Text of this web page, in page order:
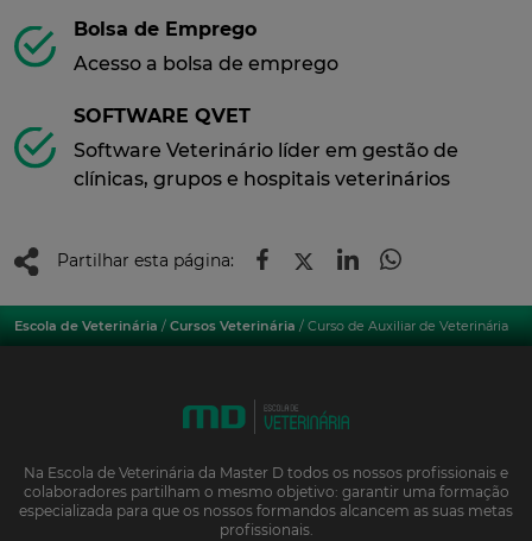
Bolsa de Emprego
Acesso a bolsa de emprego
SOFTWARE QVET
Software Veterinário líder em gestão de
clínicas, grupos e hospitais veterinários
Partilhar esta página:
Escola de Veterinária / Cursos Veterinária / Curso de Auxiliar de Veterinária
Na Escola de Veterinária da Master D todos os nossos profissionais e
colaboradores partilham o mesmo objetivo: garantir uma formação
especializada para que os nossos formandos alcancem as suas metas
profissionais.